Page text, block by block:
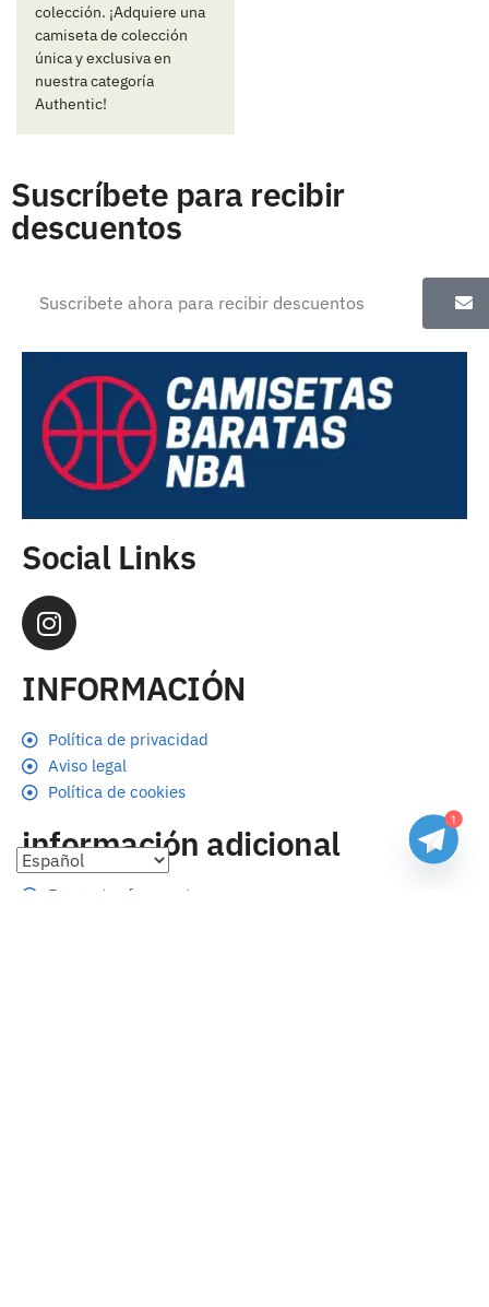
colección. ¡Adquiere una
camiseta de colección
única y exclusiva en
nuestra categoría
Authentic!
Suscríbete para recibir
descuentos
Social Links
INFORMACIÓN
Política de privacidad
Aviso legal
Política de cookies
información adicional
Preguntas frecuentes
1